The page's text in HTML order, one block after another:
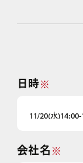
※
日時
※
会社名